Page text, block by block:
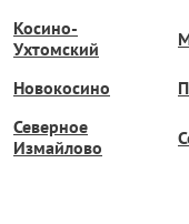
Косино-
Ухтомский
Новокосино
Северное
Измайлово